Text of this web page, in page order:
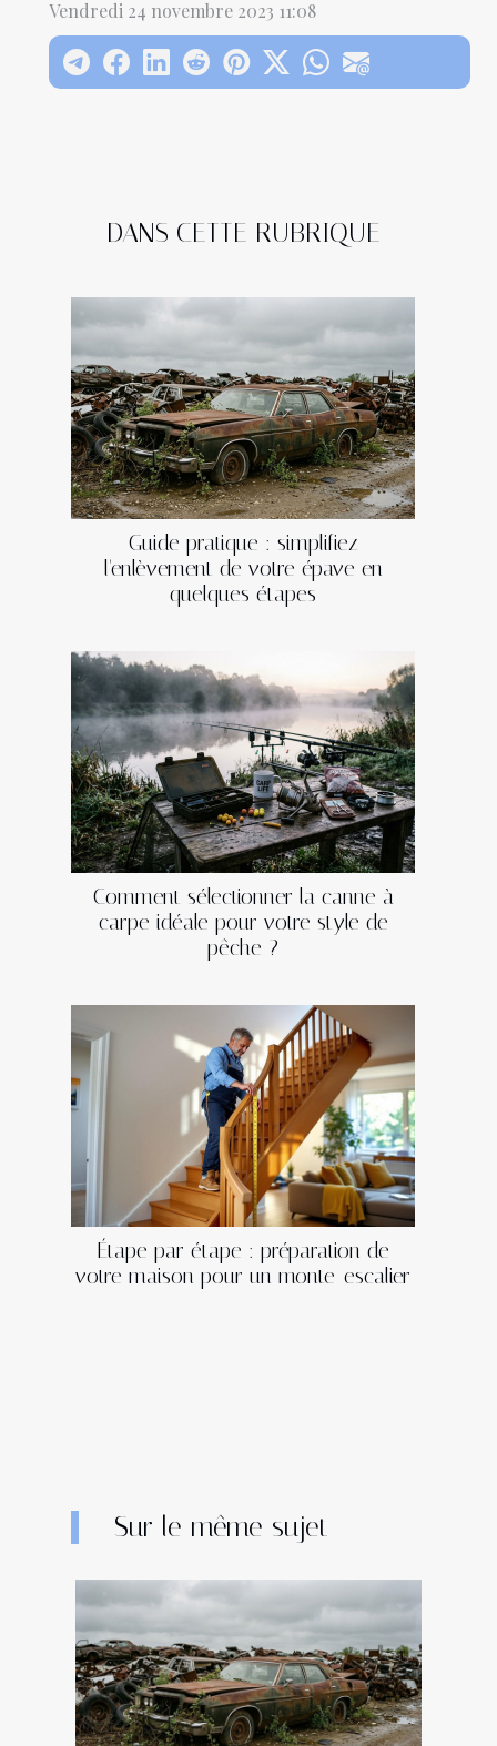
DANS CETTE RUBRIQUE
Guide pratique : simplifiez
l'enlèvement de votre épave en
quelques étapes
Comment sélectionner la canne à
carpe idéale pour votre style de
pêche ?
Étape par étape : préparation de
votre maison pour un monte-escalier
Vendredi 24 novembre 2023 11:08
Sur le même sujet